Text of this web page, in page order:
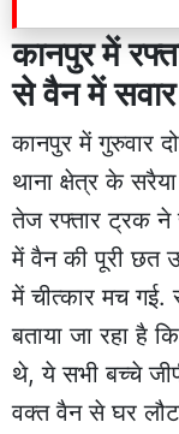
कानपुर में
से वैन में
कानपुर में गुरुवार
थाना क्षेत्र के
तेज रफ्तार ट्रक ने
में वैन की पूरी छत
में चीत्कार मच
बताया जा रहा है
थे, ये सभी बच्चे
वक्त वैन से घर